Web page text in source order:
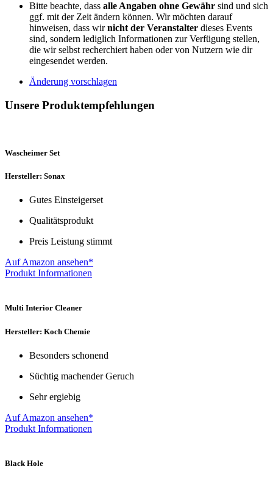
Bitte beachte, dass alle Angaben ohne Gewähr sind und sich
ggf. mit der Zeit ändern können. Wir möchten darauf
hinweisen, dass wirnicht der Veranstalter dieses Events
sind, sondern lediglich Informationen zur Verfügung stellen,
die wir selbst recherchiert haben oder von Nutzern wie dir
eingesendet werden.
Änderung vorschlagen
Unsere Produktempfehlungen
Wascheimer Set
Hersteller: Sonax
Gutes Einsteigerset
Qualitätsprodukt
Preis Leistung stimmt
Auf Amazon ansehen*
Produkt Informationen
Multi Interior Cleaner
Hersteller: Koch Chemie
Besonders schonend
Süchtig machender Geruch
Sehr ergiebig
Auf Amazon ansehen*
Produkt Informationen
Black Hole